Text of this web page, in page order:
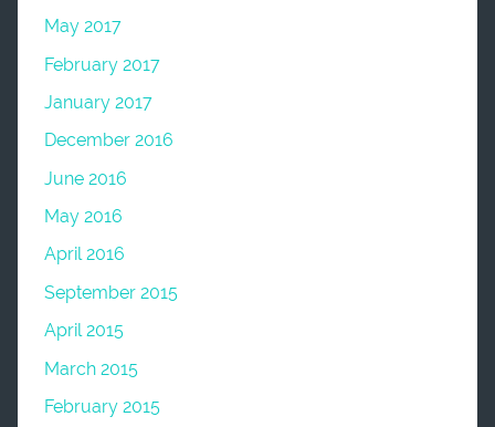
May 2017
February 2017
January 2017
December 2016
June 2016
May 2016
April 2016
September 2015
April 2015
March 2015
February 2015